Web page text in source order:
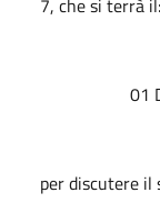
01
per discutere il